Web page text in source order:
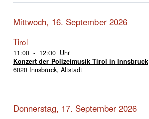
Mittwoch, 16. September 2026
Tirol
11:00 - 12:00 Uhr
Konzert der Polizeimusik Tirol in Innsbruck
6020 Innsbruck, Altstadt
Donnerstag, 17. September 2026